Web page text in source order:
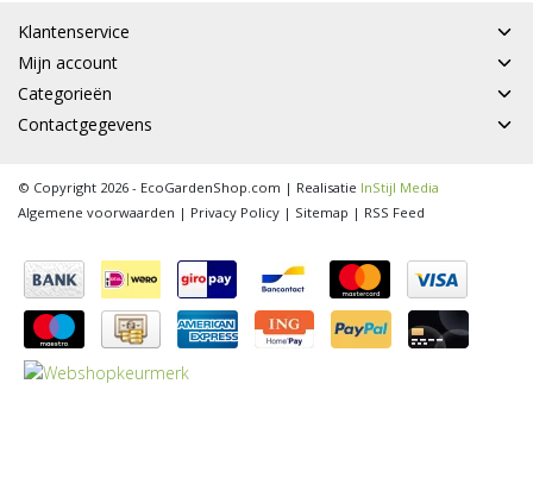
Klantenservice
Mijn account
Categorieën
Contactgegevens
© Copyright 2026 - EcoGardenShop.com | Realisatie InStijl Media
Algemene voorwaarden | Privacy Policy | Sitemap | RSS Feed